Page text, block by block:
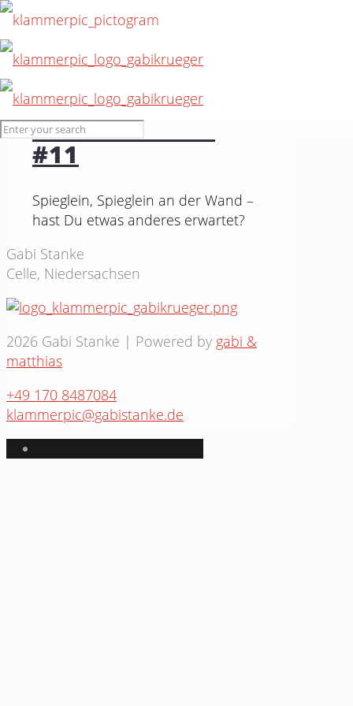
6. Juli 2015
Selbstverliebt
#11
Spieglein, Spieglein an der Wand –
hast Du etwas anderes erwartet?
Gabi Stanke
Celle, Niedersachsen
2026 Gabi Stanke | Powered by gabi &
matthias
+49 170 8487084
klammerpic@gabistanke.de